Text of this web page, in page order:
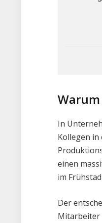
In
Kollegen in
einen
im
Der
Mitarbeiter